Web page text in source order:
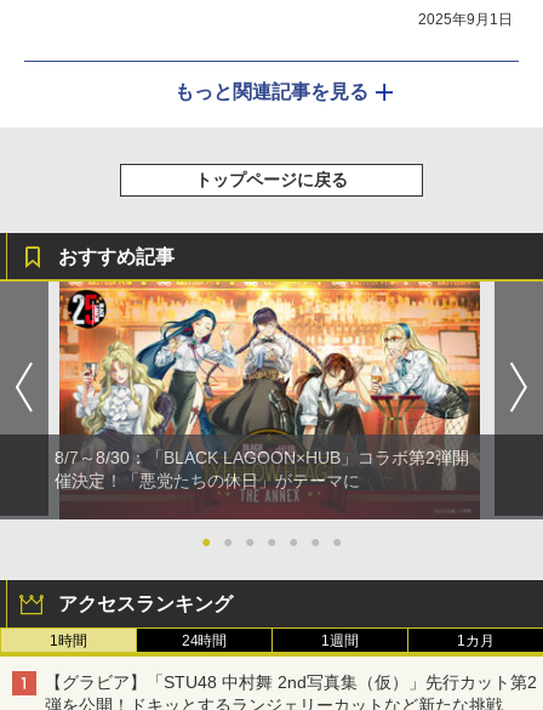
2025年9月1日
もっと関連記事を見る
トップページに戻る
おすすめ記事
8/7～8/30：「BLACK LAGOON×HUB」コラボ第2弾開
催決定！「悪党たちの休日」がテーマに
● ● ● ● ● ● ●
アクセスランキング
1時間 24時間 1週間 1カ月
【グラビア】「STU48 中村舞 2nd写真集（仮）」先行カット第2
弾を公開！ドキッとするランジェリーカットなど新たな挑戦